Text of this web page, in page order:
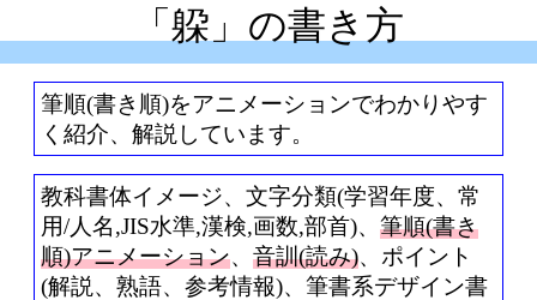
「躱」の書き方
筆順(書き順)をアニメーションでわかりやす
く紹介、解説しています。
教科書体イメージ、文字分類(学習年度、常
用/人名,JIS水準,漢検,画数,部首)、 筆順(書き
順)アニメーション、 音訓(読み)、ポイント
(解説、熟語、参考情報)、筆書系デザイン書